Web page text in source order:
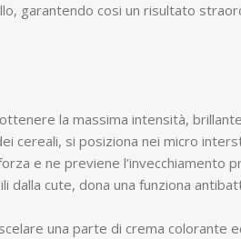
garantendo cosi un risultato
la massima intensità,
cereali, si posiziona nei micro
e ne previene l’invecchiamento
dalla cute, dona una funziona
una parte di crema